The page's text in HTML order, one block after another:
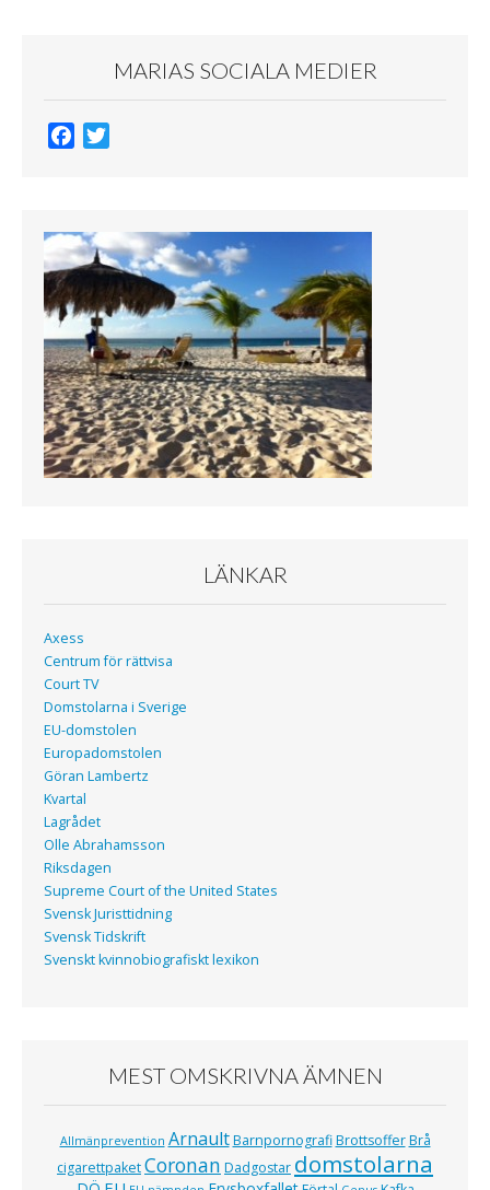
MARIAS SOCIALA MEDIER
b
o
o
k
t
e
r
LÄNKAR
Axess
Centrum för rättvisa
Court TV
Domstolarna i Sverige
EU-domstolen
Europadomstolen
Göran Lambertz
Kvartal
Lagrådet
Olle Abrahamsson
Riksdagen
Supreme Court of the United States
Svensk Juristtidning
Svensk Tidskrift
Svenskt kvinnobiografiskt lexikon
MEST OMSKRIVNA ÄMNEN
Allmänprevention Arnault Barnpornografi Brottsoffer Brå
cigarettpaketCoronan Dadgostar domstolarna